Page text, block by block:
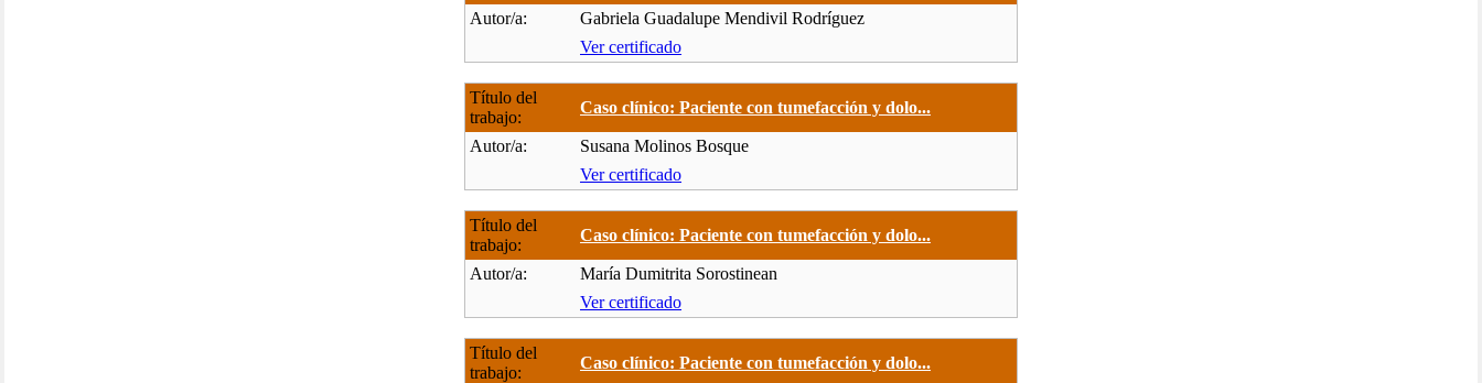
Autor/a:
Gabriela Guadalupe Mendivil Rodríguez
Ver certificado
Título del
trabajo:
Caso clínico: Paciente con tumefacción y dolo...
Autor/a:
Susana Molinos Bosque
Ver certificado
Título del
trabajo:
Caso clínico: Paciente con tumefacción y dolo...
Autor/a:
María Dumitrita Sorostinean
Ver certificado
Título del
trabajo:
Caso clínico: Paciente con tumefacción y dolo...